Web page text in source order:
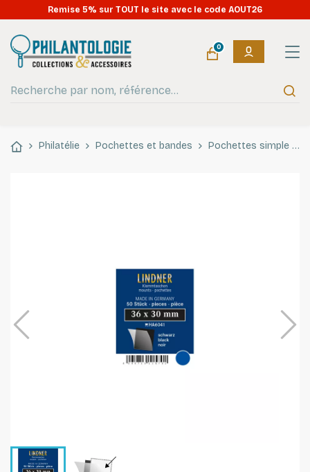
Remise 5% sur TOUT le site avec le code AOUT26
0
Philatélie Pochettes et bandes Pochettes simple soudure